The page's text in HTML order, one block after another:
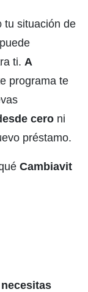
tu situación de
puede
ti. A
programa te
cero ni
préstamo.
Cambiavit